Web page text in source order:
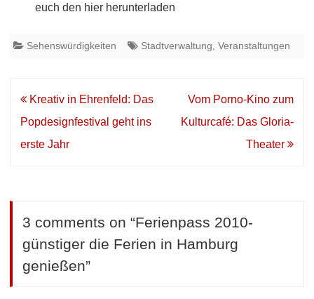
euch den hier herunterladen
Sehenswürdigkeiten Stadtverwaltung Veranstaltungen
Beitrags-
Navigation
Kreativ in Ehrenfeld: Das
Popdesignfestival geht ins
erste Jahr
Vom Porno-Kino zum
Kulturcafé: Das Gloria-
Theater
3 comments on “Ferienpass 2010-
günstiger die Ferien in Hamburg
genießen”